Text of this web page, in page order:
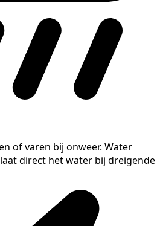
of varen bij onweer. Water
direct het water bij dreigende